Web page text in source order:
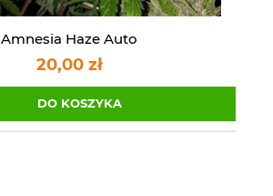
Amnesia Haze Auto
20,00 zł
DO KOSZYKA